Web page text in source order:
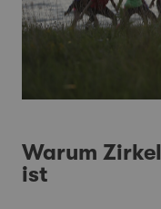
Warum
ist